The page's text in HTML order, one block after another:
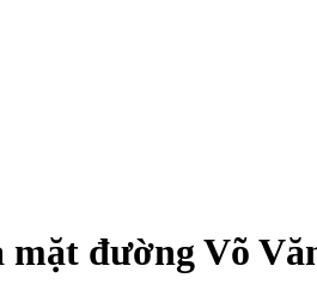
mặt đường Võ